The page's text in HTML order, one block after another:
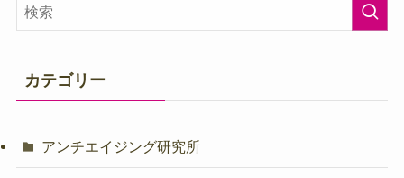
カテゴリー
アンチエイジング研究所